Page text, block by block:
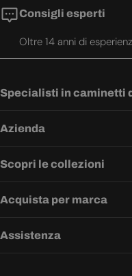
Consigli esperti
Oltre 14 anni di
Specialisti in caminetti
Azienda
Scopri le collezioni
Acquista per marca
Assistenza